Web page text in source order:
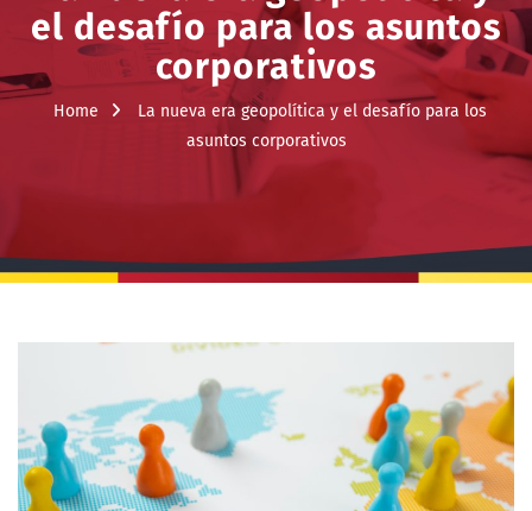
el desafío para los asuntos
corporativos
Home
La nueva era geopolítica y el desafío para los
asuntos corporativos